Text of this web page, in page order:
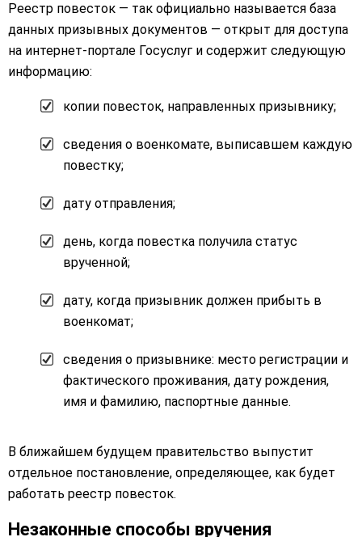
Реестр повесток — так официально называется база
данных призывных документов — открыт для доступа
на интернет-портале Госуслуг и содержит следующую
информацию:
копии повесток, направленных призывнику;
сведения о военкомате, выписавшем каждую
повестку;
дату отправления;
день, когда повестка получила статус
врученной;
дату, когда призывник должен прибыть в
военкомат;
сведения о призывнике: место регистрации и
фактического проживания, дату рождения,
имя и фамилию, паспортные данные.
В ближайшем будущем правительство выпустит
отдельное постановление, определяющее, как будет
работать реестр повесток.
Незаконные способы вручения